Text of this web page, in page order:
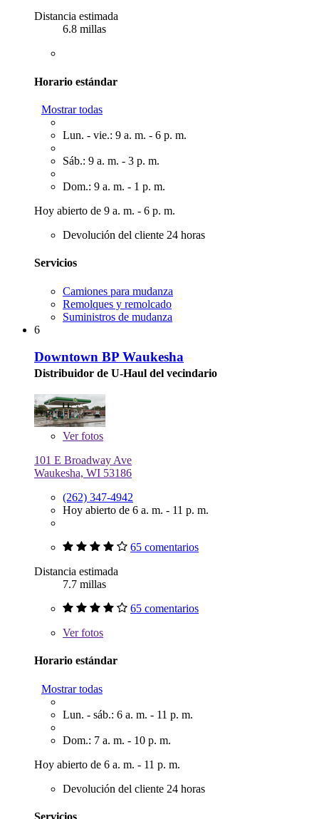
Distancia estimada
6.8 millas
Horario estándar
Mostrar todas
Lun. - vie.: 9 a. m. - 6 p. m.
Sáb.: 9 a. m. - 3 p. m.
Dom.: 9 a. m. - 1 p. m.
Hoy abierto de 9 a. m. - 6 p. m.
Devolución del cliente 24 horas
Servicios
Camiones para mudanza
Remolques y remolcado
Suministros de mudanza
6
Downtown BP Waukesha
Distribuidor de U-Haul del vecindario
Verfotos
101 E Broadway Ave
Waukesha, WI 53186
(262) 347-4942
Hoy abierto de 6 a. m. - 11 p. m.
65 comentarios
Distancia estimada
7.7 millas
65 comentarios
Verfotos
Horario estándar
Mostrar todas
Lun. - sáb.: 6 a. m. - 11 p. m.
Dom.: 7 a. m. - 10 p. m.
Hoy abierto de 6 a. m. - 11 p. m.
Devolución del cliente 24 horas
Servicios